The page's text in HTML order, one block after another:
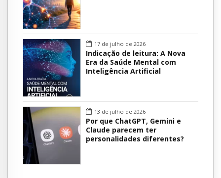
17 de julho de 2026
Indicação de leitura: A Nova
Era da Saúde Mental com
Inteligência Artificial
13 de julho de 2026
Por que ChatGPT, Gemini e
Claude parecem ter
personalidades diferentes?